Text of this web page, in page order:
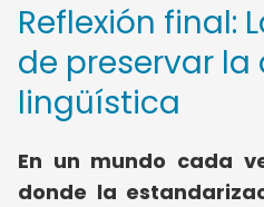
Reflexión final:
de preservar la
lingüística
En un mundo cada
donde la